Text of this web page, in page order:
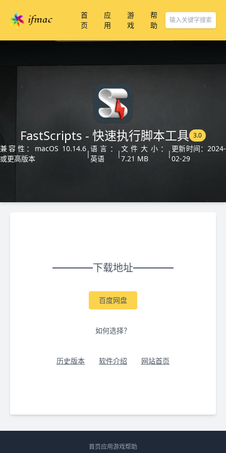
首
页
应
用
游
戏
帮
助
FastScripts - 快速执行脚本工具 3.0
兼容性：macOS 10.14.6
或更高版本
|
语言：
英语
|
文件大小：
7.21 MB
|
更新时间：2024-
02-29
下载地址
百度网盘
如何选择？
历史版本 软件介绍 网站首页
首页应用游戏帮助